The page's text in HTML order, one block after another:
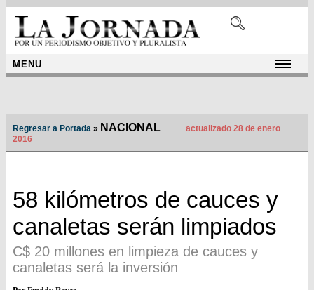
MENU
Regresar a Portada » NACIONAL
actualizado 28 de enero
2016
58 kilómetros de cauces y
canaletas serán limpiados
C$ 20 millones en limpieza de cauces y
canaletas será la inversión